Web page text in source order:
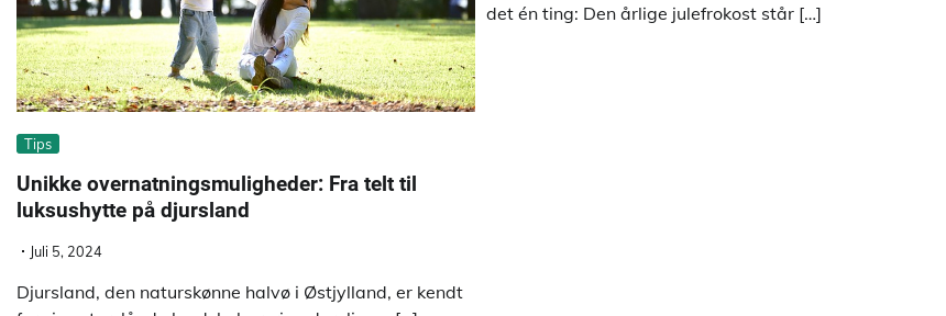
Tips
Unikke overnatningsmuligheder: Fra telt til
luksushytte på djursland
Juli 5, 2024
Djursland, den naturskønne halvø i Østjylland, er kendt
det én ting: Den årlige julefrokost står […]